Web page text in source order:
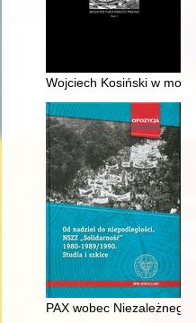
Wojciech Kosiński w
PAX wobec